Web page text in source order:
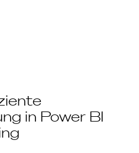
in Power BI